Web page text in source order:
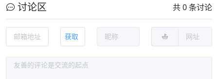
讨论区 共 0 条讨论
获取